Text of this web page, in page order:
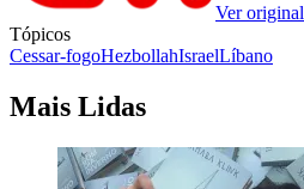
Ver original
Tópicos
Cessar-fogoHezbollahIsraelLíbano
Mais Lidas